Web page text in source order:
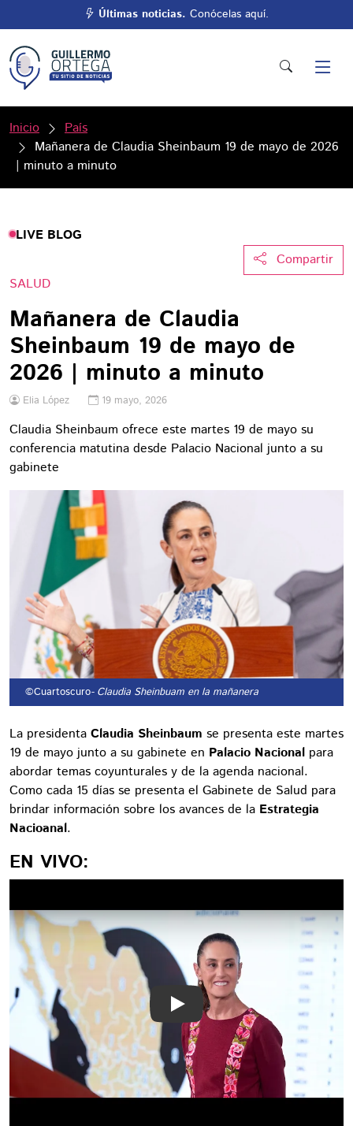
Últimas noticias. Conócelas aquí.
Inicio
País
Mañanera de Claudia Sheinbaum 19 de mayo de 2026
| minuto a minuto
LIVE BLOG
Compartir
SALUD
Mañanera de Claudia
Sheinbaum 19 de mayo de
2026 | minuto a minuto
Elia López 19 mayo, 2026
Claudia Sheinbaum ofrece este martes 19 de mayo su
conferencia matutina desde Palacio Nacional junto a su
gabinete
©Cuartoscuro- Claudia Sheinbuam en la mañanera
La presidenta Claudia Sheinbaum se presenta este martes
19 de mayo junto a su gabinete en Palacio Nacional para
abordar temas coyunturales y de la agenda nacional.
Como cada 15 días se presenta el Gabinete de Salud para
brindar información sobre los avances de la Estrategia
Nacioanal.
EN VIVO:
Play